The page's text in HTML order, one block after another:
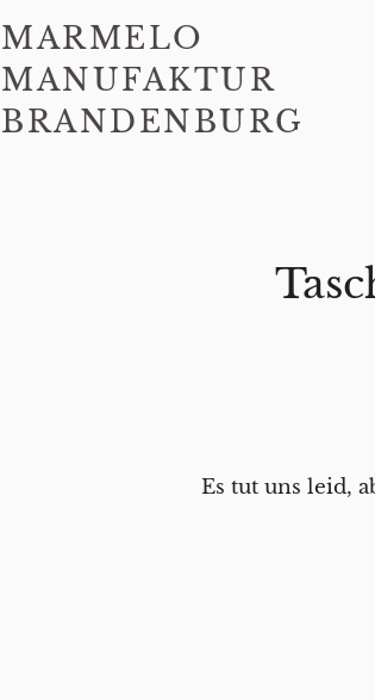
MARMELO
MANUFAKTUR
BRANDENBURG
Es tut uns leid,